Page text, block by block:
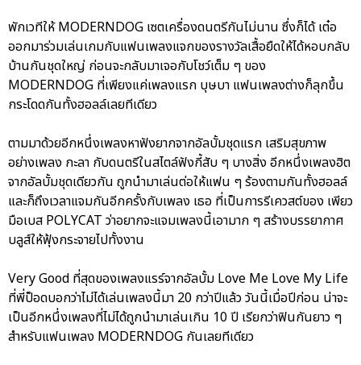
พักเวทีให้ MODERNDOG เซตเครื่องดนตรีกันไม่นาน ซึ่งก็ได้ เต๋อ
ออกมาร่วมเล่นเกมกับแฟนเพลงแจกของรางวัลเสื้อยืดให้ได้หอบกลับ
บ้านกันชุดใหญ่ ก่อนจะกลับมาเจอกับโชว์เต็ม ๆ ของ
MODERNDOG ที่เพียงแค่เพลงแรก บุษบา แฟนเพลงต่างก็ลุกขึ้น
กระโดดกันทั้งฮอลล์เลยทีเดียว
ตามมาด้วยอีกหนึ่งเพลงหาฟังยากจากอัลบั้มชุดแรก เสริมสุขภาพ
อย่างเพลง กะลา กับดนตรีในสไตล์ฟังกี้สับ ๆ บางสิ่ง อีกหนึ่งเพลงฮิต
จากอัลบั้มชุดเดียวกัน ถูกนำมาเล่นต่อให้แฟน ๆ ร้องตามกันทั้งฮอลล์
และก็ถึงเวลาแจมกันอีกครั้งกับเพลง เธอ ที่เป็นการรีเควสต์ของ เพียว
มือเบส POLYCAT ว่าอยากจะแจมเพลงนี้เอามาก ๆ สร้างบรรยากาศ
บลูส์ให้ฟุ้งกระจายไปทั้งงาน
Very Good ที่สุดของเพลงแรร์จากอัลบั้ม Love Me Love My Life
ที่พี่ป็อดบอกว่าไม่ได้เล่นเพลงนี้มา 20 กว่าปีแล้ว วันนี้เมื่อปีก่อน น่าจะ
เป็นอีกหนึ่งเพลงที่ไม่ได้ถูกนำมาเล่นเกิน 10 ปี เรียกว่าฟินกันยาว ๆ
สำหรับแฟนเพลง MODERNDOG กันเลยทีเดียว